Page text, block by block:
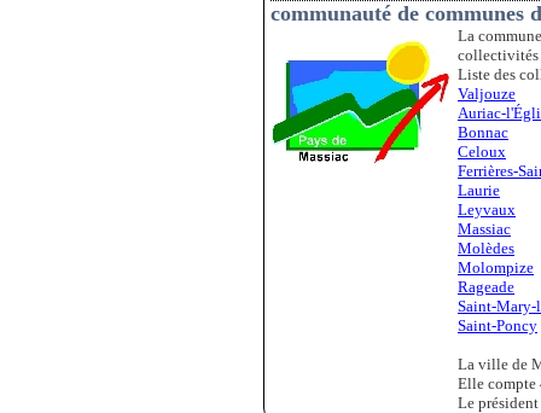
communauté de communes
La
collectivités
Liste des
Valjouze
Auriac-
Bonnac
Celoux
Ferrières-
Laurie
Leyvaux
Massiac
Molèdes
Molompize
Rageade
Saint-Mary-
Saint-Poncy
La ville de
Elle compte
Le président